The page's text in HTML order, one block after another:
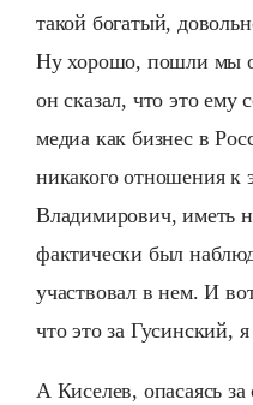
такой богатый,
Ну хорошо, пошли мы
он сказал, что это ему
медиа как бизнес в
никакого отношения к
Владимирович, иметь
фактически был
участвовал в нем. И
что это за Гусинский,
А Киселев, опасаясь за